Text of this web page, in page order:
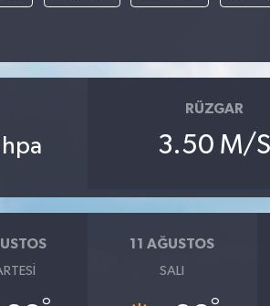
hpa
RÜZGAR
3.50 M/S
11 AĞUSTOS
SALI